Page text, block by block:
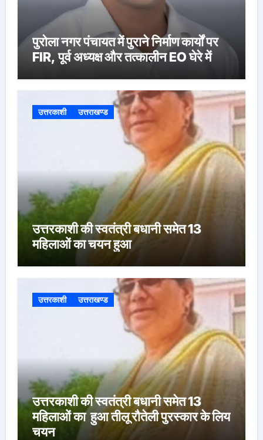
पुरोला नगर पंचायत में पुराने निर्माण कार्यों पर
FIR, पूर्व अध्यक्ष और तत्कालीन EO घेरे में
उत्तरकाशी उत्तराखण्ड
उत्तरकाशी की स्वतंत्री बधानी समेत 13
महिलाओं का चयन हुआ
उत्तरकाशी उत्तराखण्ड
उत्तरकाशी की स्वतंत्री बधानी समेत 13
महिलाओं का हुआ तीलू रौतेली पुरस्कार के लिय
चयन